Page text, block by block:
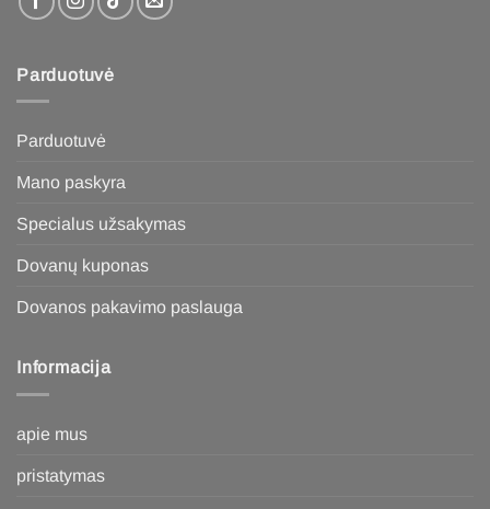
Parduotuvė
Parduotuvė
Mano paskyra
Specialus užsakymas
Dovanų kuponas
Dovanos pakavimo paslauga
Informacija
apie mus
pristatymas